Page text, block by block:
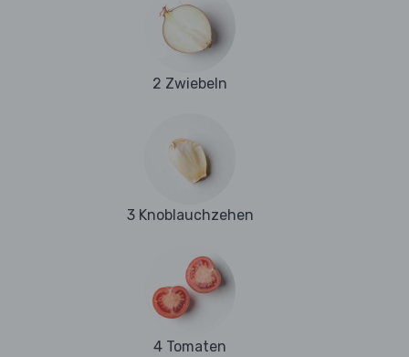
2 Zwiebeln
3 Knoblauchzehen
4 Tomaten